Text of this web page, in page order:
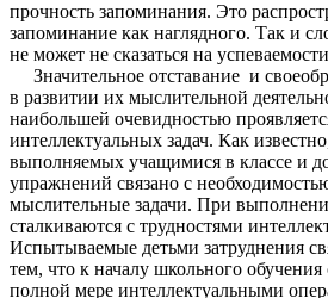
прочность запоминания. Это
запоминание как наглядного. Так и
не может не сказаться на
Значительное отставание и
в развитии их мыслительной
наибольшей очевидностью
интеллектуальных задач. Как
выполняемых учащимися в классе и
упражнений связано с
мыслительные задачи. При
сталкиваются с трудностями
Испытываемые детьми затруднения
тем, что к началу школьного
полной мере интеллектуальными